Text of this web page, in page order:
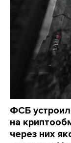
ФСБ
на
через них